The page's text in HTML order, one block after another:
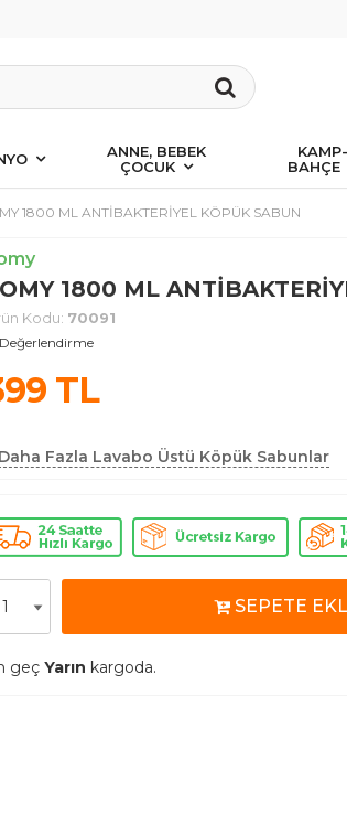
ANNE, BEBEK
ÇOCUK
KAMP-
BAHÇE
1800 ML ANTİBAKTERİYEL KÖPÜK SABUN
1800 ML
Kodu: 70091
Değerlendirme
TL
Daha Fazla Lavabo Üstü Köpük Sabunlar
SEPETE
geç Yarın kargoda.